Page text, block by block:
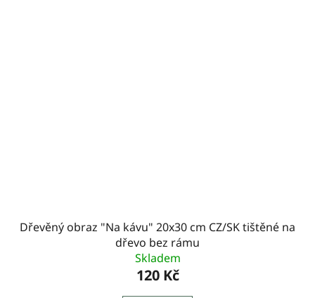
Dřevěný obraz "Na kávu" 20x30 cm CZ/SK tištěné na
dřevo bez rámu
Skladem
120 Kč